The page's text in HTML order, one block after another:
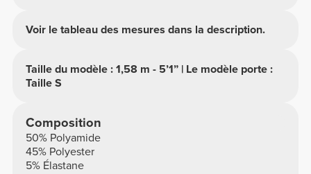
Voir le tableau des mesures dans la description.
Taille du modèle : 1,58 m - 5’1” | Le modèle porte :
Taille S
Composition
50% Polyamide
45% Polyester
5% Élastane